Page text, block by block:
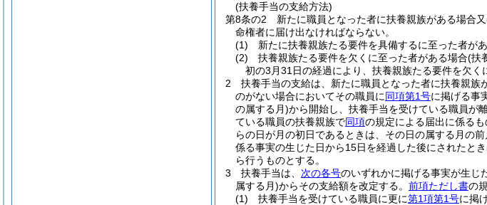
(扶養手当の支給方法)
第8条の2
新たに職員となった者に扶養親族がある場合
命権者に届け出なければならない。
(1)
新たに扶養親族たる要件を具備するに至った者が
(2)
扶養親族たる要件を欠くに至った者がある場合(扶
初の3月31日の経過により、扶養親族たる要件を欠く
2
扶養手当の支給は、新たに職員となった者に扶養親
のがない場合においてその職員に同項第1号に掲げる事
の属する月)から開始し、扶養手当を受けている職員が
ている職員の扶養親族で同項の規定による届出に係る
らの日が月の初日であるときは、その日の属する月の前
係る事実の生じた日から15日を経過した後にされたと
ら行うものとする。
3
扶養手当は、 次の各号のいずれかに掲げる事実が生じ
属する月)からその支給額を改定する。 前項ただし書の
(1)
扶養手当を受けている職員に更に第1項第1号に掲